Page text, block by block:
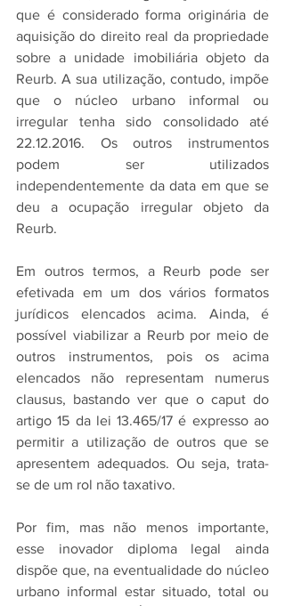
que é considerado forma originária de
aquisição do direito real da propriedade
sobre a unidade imobiliária objeto da
Reurb. A sua utilização, contudo, impõe
que o núcleo urbano informal ou
irregular tenha sido consolidado até
22.12.2016. Os outros instrumentos
podem ser utilizados
independentemente da data em que se
deu a ocupação irregular objeto da
Reurb.
Em outros termos, a Reurb pode ser
efetivada em um dos vários formatos
jurídicos elencados acima. Ainda, é
possível viabilizar a Reurb por meio de
outros instrumentos, pois os acima
elencados não representam numerus
clausus, bastando ver que o caput do
artigo 15 da lei 13.465/17 é expresso ao
permitir a utilização de outros que se
apresentem adequados. Ou seja, trata-
se de um rol não taxativo.
Por fim, mas não menos importante,
esse inovador diploma legal ainda
dispõe que, na eventualidade do núcleo
urbano informal estar situado, total ou